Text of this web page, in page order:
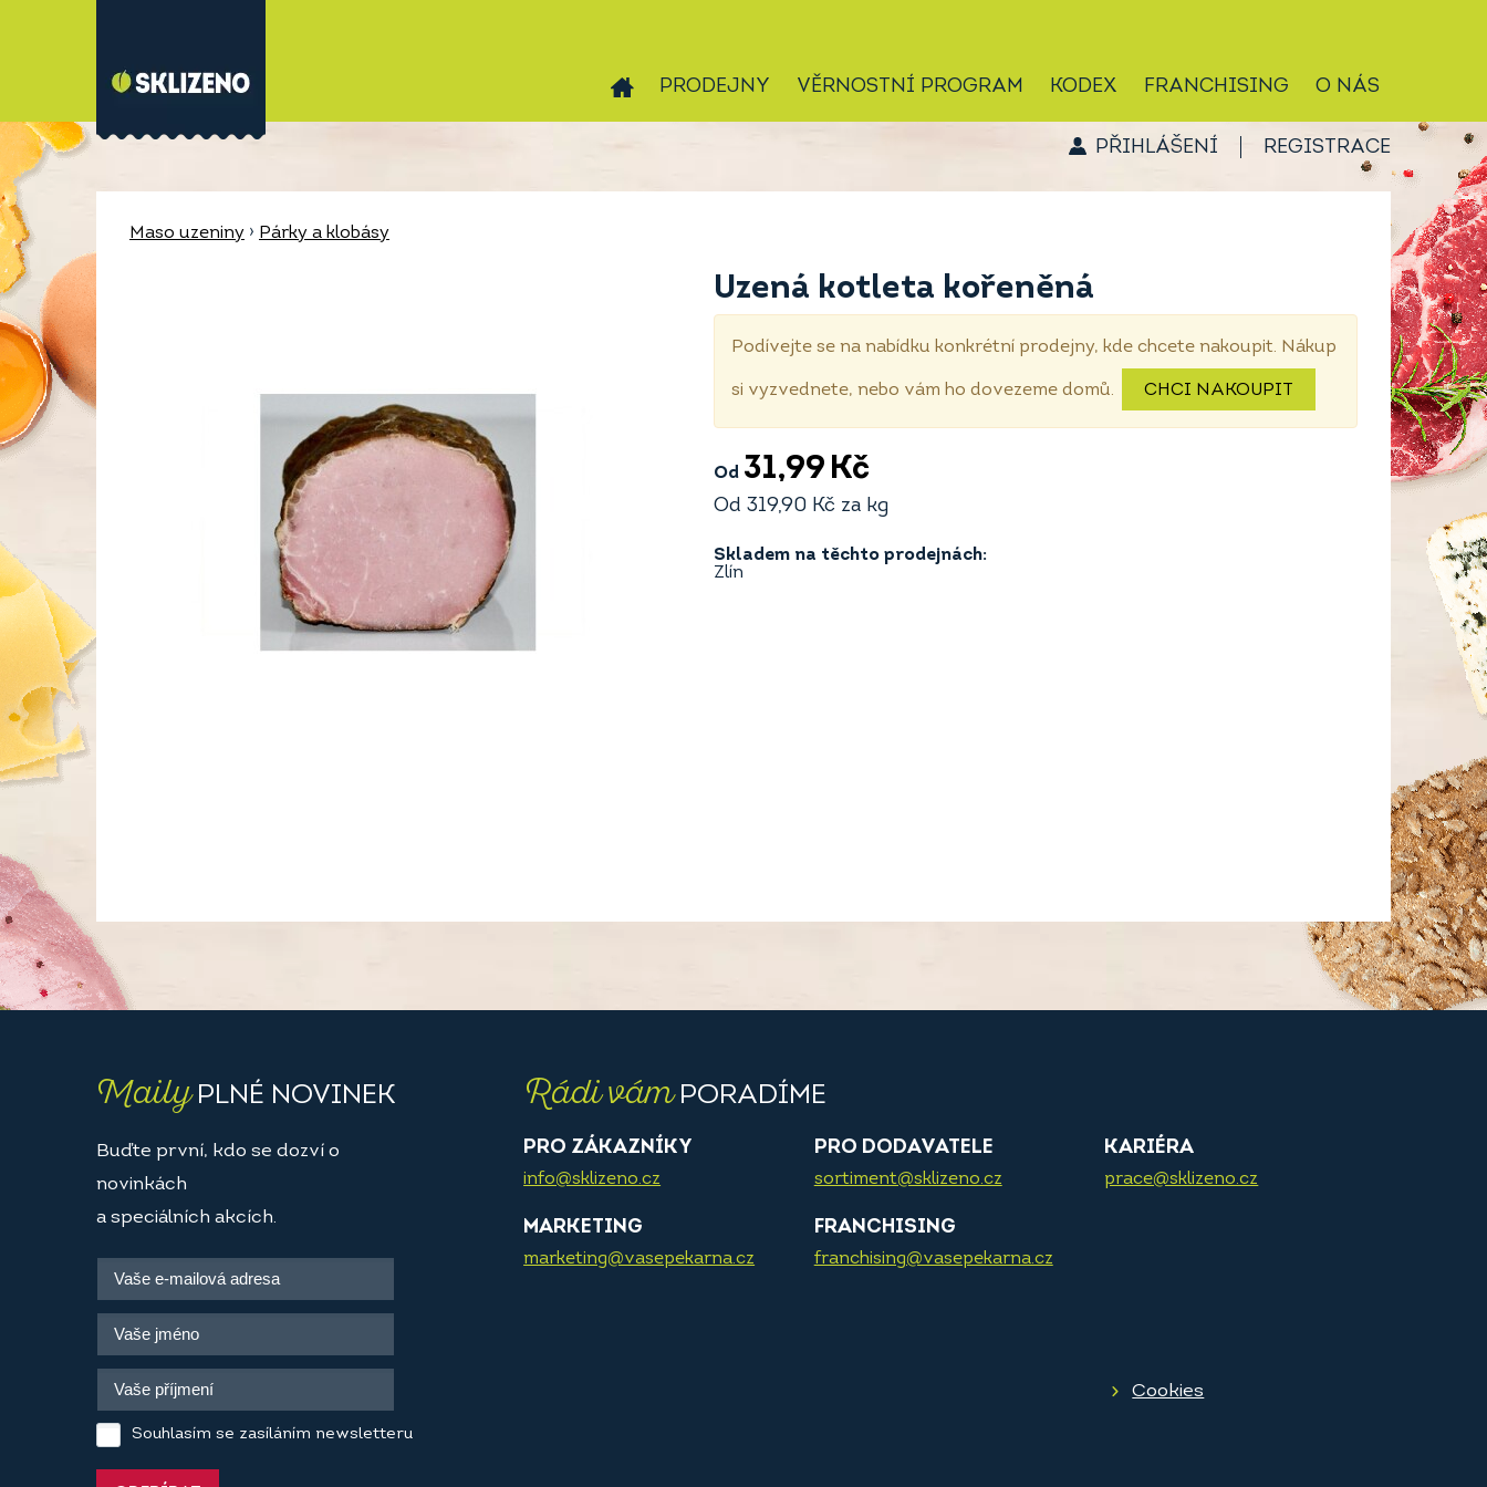
PRODEJNY VĚRNOSTNÍ PROGRAM KODEX FRANCHISING O NÁS
PŘIHLÁŠENÍ REGISTRACE
Maso uzeniny › Párky a klobásy
Uzená kotleta kořeněná
Podívejte se na nabídku konkrétní prodejny, kde chcete nakoupit. Nákup
si vyzvednete, nebo vám ho dovezeme domů. CHCI NAKOUPIT
Od 31,99 Kč
Od 319,90 Kč za kg
Skladem na těchto prodejnách:
Zlín
MailyPLNÉ NOVINEK
Buďte první, kdo se dozví o
novinkách
a speciálních akcích.
Souhlasím se zasíláním newsletteru
Rádi vámPORADÍME
PRO ZÁKAZNÍKY
info@sklizeno.cz
PRO DODAVATELE
sortiment@sklizeno.cz
KARIÉRA
prace@sklizeno.cz
MARKETING
marketing@vasepekarna.cz
FRANCHISING
franchising@vasepekarna.cz
Cookies